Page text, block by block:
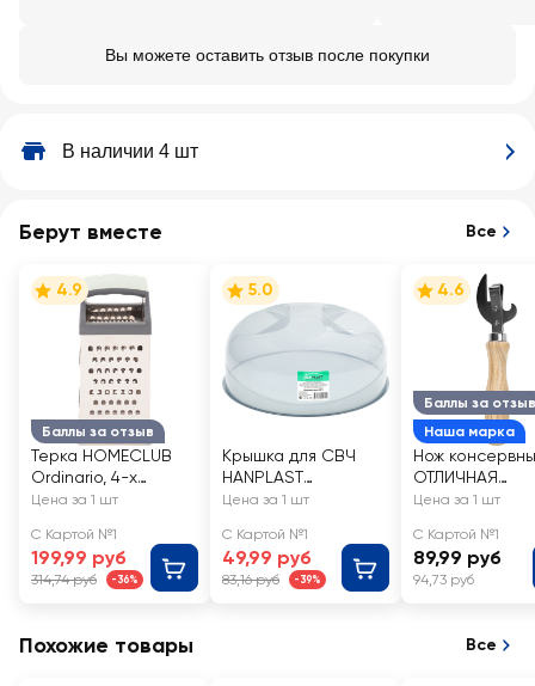
Вы можете оставить отзыв после покупки
В наличии 4 шт
Берут вместе Все
Баллы за отзыв
4.9
Терка HOMECLUB
Ordinario, 4-х
гранная,
нержавеющая
сталь, пластик
Цена за 1 шт
С Картой №1
199,99 руб
314,74 руб -36%
5.0
Крышка для СВЧ
HANPLAST
24,5х24,5х10,5см,
Цена за 1 шт
С Картой №1
49,99 руб
83,16 руб -39%
Баллы за отзыв
Наша марка
4.6
Нож
ОТЛИЧНАЯ
ЦЕНА/365 ДНЕЙ
Цена за 1 шт
С Картой №1
89,99 руб
94,73 руб
Похожие товары Все